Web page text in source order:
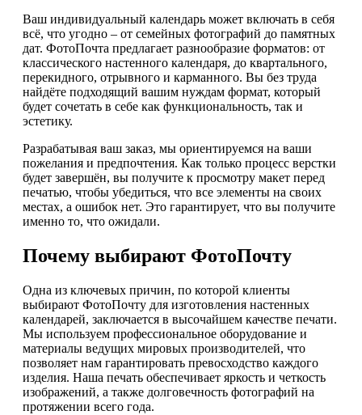
Ваш индивидуальный календарь может включать в себя
всё, что угодно – от семейных фотографий до памятных
дат. ФотоПочта предлагает разнообразие форматов: от
классического настенного календаря, до квартального,
перекидного, отрывного и карманного. Вы без труда
найдёте подходящий вашим нуждам формат, который
будет сочетать в себе как функциональность, так и
эстетику.
Разрабатывая ваш заказ, мы ориентируемся на ваши
пожелания и предпочтения. Как только процесс верстки
будет завершён, вы получите к просмотру макет перед
печатью, чтобы убедиться, что все элементы на своих
местах, а ошибок нет. Это гарантирует, что вы получите
именно то, что ожидали.
Почему выбирают ФотоПочту
Одна из ключевых причин, по которой клиенты
выбирают ФотоПочту для изготовления настенных
календарей, заключается в высочайшем качестве печати.
Мы используем профессиональное оборудование и
материалы ведущих мировых производителей, что
позволяет нам гарантировать превосходство каждого
изделия. Наша печать обеспечивает яркость и четкость
изображений, а также долговечность фотографий на
протяжении всего года.